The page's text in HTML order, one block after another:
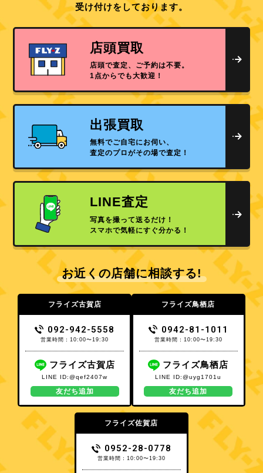
受け付けをしております。
店頭買取
店頭で査定、ご予約は不要。
1点からでも大歓迎！
出張買取
無料でご自宅にお伺い、
査定のプロがその場で査定！
LINE査定
写真を撮って送るだけ！
スマホで気軽にすぐ分かる！
お近くの店舗に相談する!
フライズ古賀店
092-942-5558
営業時間：10:00〜19:30
フライズ古賀店
LINE ID:@qef2407w
友だち追加
フライズ鳥栖店
0942-81-1011
営業時間：10:00〜19:30
フライズ鳥栖店
LINE ID:@uyg1701u
友だち追加
フライズ佐賀店
0952-28-0778
営業時間：10:00〜19:30